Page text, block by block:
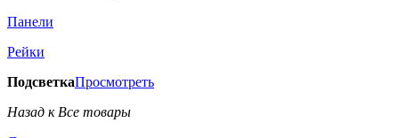
Панели
Рейки
ПодсветкаПросмотреть
Назад к Все товары